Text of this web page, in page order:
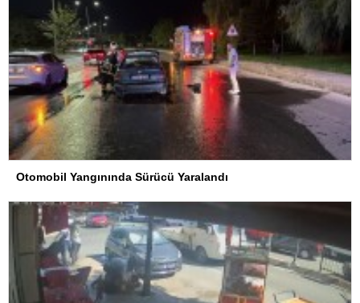
Otomobil Yangınında Sürücü Yaralandı